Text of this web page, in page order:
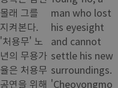
몰래 그를
지켜본다.
'처용무' 노
년의 무용가
율은 처용무
공연을 위해
man who lost
his eyesight
and cannot
settle his new
surroundings.
'Cheoyongmo